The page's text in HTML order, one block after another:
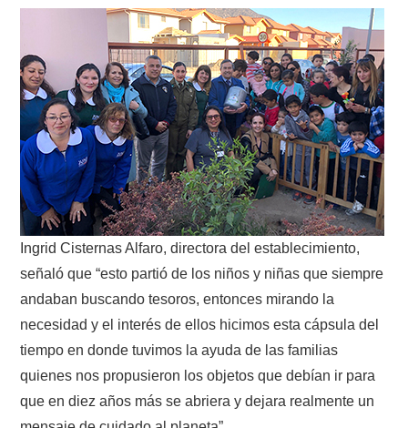
Ingrid Cisternas Alfaro, directora del establecimiento,
señaló que “esto partió de los niños y niñas que siempre
andaban buscando tesoros, entonces mirando la
necesidad y el interés de ellos hicimos esta cápsula del
tiempo en donde tuvimos la ayuda de las familias
quienes nos propusieron los objetos que debían ir para
que en diez años más se abriera y dejara realmente un